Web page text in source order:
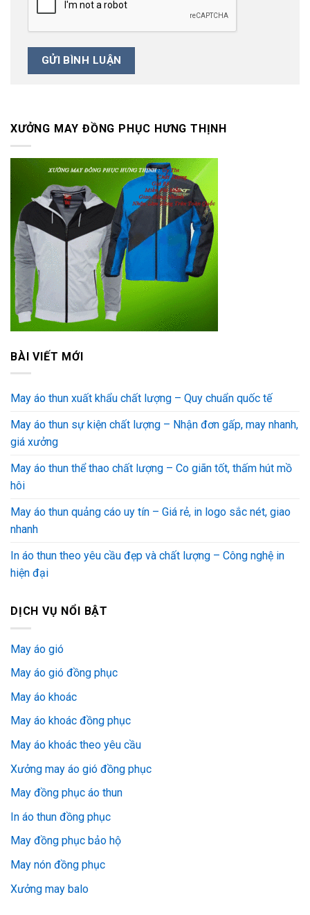
XƯỞNG MAY ĐỒNG PHỤC HƯNG THỊNH
BÀI VIẾT MỚI
May áo thun xuất khẩu chất lượng – Quy chuẩn quốc tế
May áo thun sự kiện chất lượng – Nhận đơn gấp, may nhanh,
giá xưởng
May áo thun thể thao chất lượng – Co giãn tốt, thấm hút mồ
hôi
May áo thun quảng cáo uy tín – Giá rẻ, in logo sắc nét, giao
nhanh
In áo thun theo yêu cầu đẹp và chất lượng – Công nghệ in
hiện đại
DỊCH VỤ NỔI BẬT
May áo gió
May áo gió đồng phục
May áo khoác
May áo khoác đồng phục
May áo khoác theo yêu cầu
Xưởng may áo gió đồng phục
May đồng phục áo thun
In áo thun đồng phục
May đồng phục bảo hộ
May nón đồng phục
Xưởng may balo